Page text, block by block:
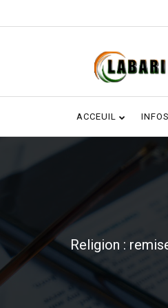
ACCEUIL INFOS
Religion :